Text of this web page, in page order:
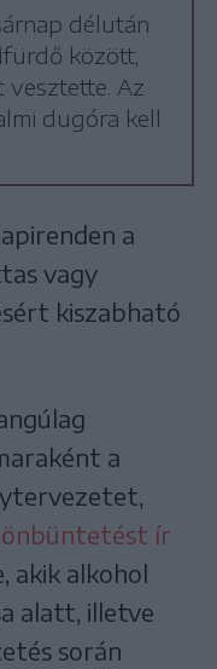
délután
között,
vesztette. Az
dugóra kell
a
vagy
kiszabható
a
ír
akik alkohol
alatt, illetve
során